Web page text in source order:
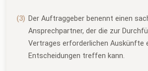
Der Auftraggeber benennt einen
Ansprechpartner, der die zur
Vertrages erforderlichen Auskünfte
Entscheidungen treffen kann.